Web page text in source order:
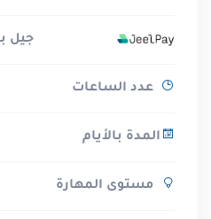
جيل
عدد الساعات
المدة بالأيام
مستوى المهارة